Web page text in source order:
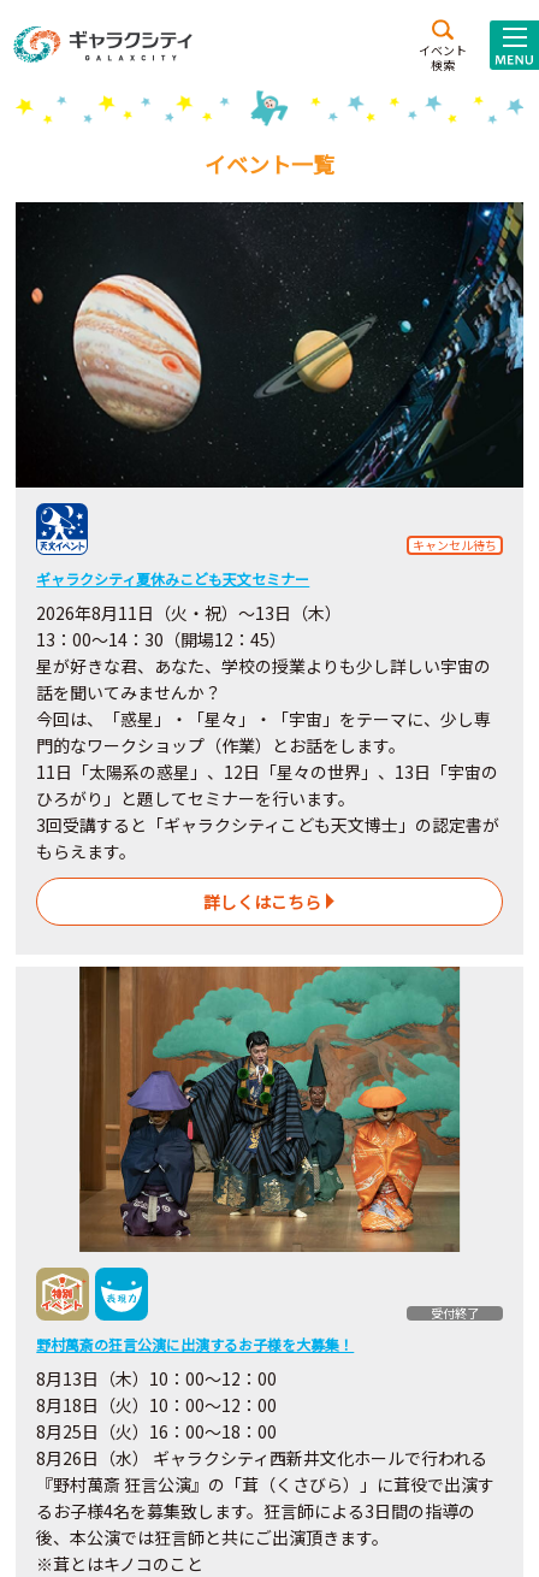
イベント
検索
施設案内
こども
西新井
施設･
こどもみーてぃんぐ
Gがくえん
ブランドからのお知らせ
イベントレポート
イベント一覧
キャンセル待ち
ギャラクシティ夏休みこども天文セミナー
2026年8月11日（火・祝）～13日（木）
13：00～14：30（開場12：45）
星が好きな君、あなた、学校の授業よりも少し詳しい宇宙の
話を聞いてみませんか？
今回は、「惑星」・「星々」・「宇宙」をテーマに、少し専
門的なワークショップ（作業）とお話をします。
11日「太陽系の惑星」、12日「星々の世界」、13日「宇宙の
ひろがり」と題してセミナーを行います。
3回受講すると「ギャラクシティこども天文博士」の認定書が
もらえます。
詳しくはこちら
受付終了
野村萬斎の狂言公演に出演するお子様を大募集！
8月13日（木）10：00〜12：00
8月18日（火）10：00〜12：00
8月25日（火）16：00～18：00
8月26日（水） ギャラクシティ西新井文化ホールで行われる
『野村萬斎 狂言公演』の「茸（くさびら）」に茸役で出演す
るお子様4名を募集致します。狂言師による3日間の指導の
後、本公演では狂言師と共にご出演頂きます。
※茸とはキノコのこと